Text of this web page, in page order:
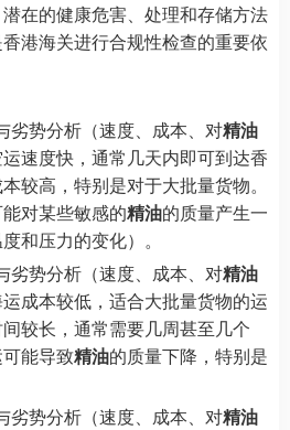
在的健康危害、处理和存储方法
港海关进行合规性检查的重要依
劣势分析（速度、成本、对精油
速度快，通常几天内即可到达香
较高，特别是对于大批量货物。
对某些敏感的精油的质量产生一
和压力的变化）。
劣势分析（速度、成本、对精油
成本较低，适合大批量货物的运
较长，通常需要几周甚至几个
能导致精油的质量下降，特别是
劣势分析（速度、成本、对精油